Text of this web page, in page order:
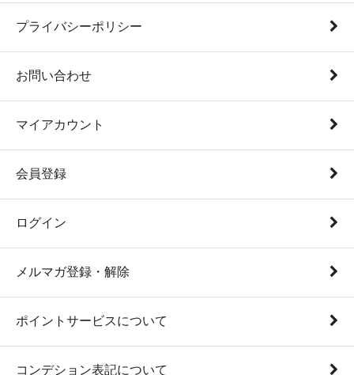
プライバシーポリシー
お問い合わせ
マイアカウント
会員登録
ログイン
メルマガ登録・解除
ポイントサービスについて
コンデション表記について